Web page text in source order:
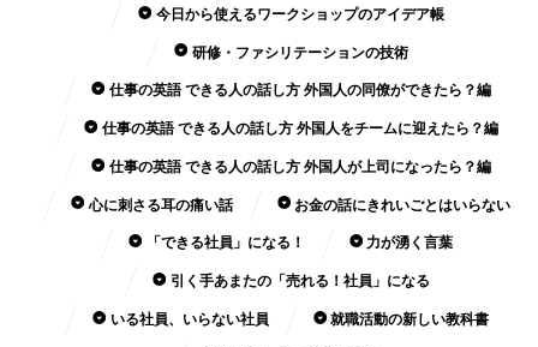
今日から使えるワークショップのアイデア帳
研修・ファシリテーションの技術
仕事の英語 できる人の話し方 外国人の同僚ができたら？編
仕事の英語 できる人の話し方 外国人をチームに迎えたら？編
仕事の英語 できる人の話し方 外国人が上司になったら？編
心に刺さる耳の痛い話 お金の話にきれいごとはいらない
「できる社員」になる！ 力が湧く言葉
引く手あまたの「売れる！社員」になる
いる社員、いらない社員 就職活動の新しい教科書